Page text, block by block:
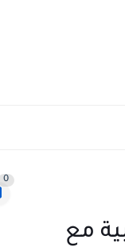
0
2022 تخصص عربية مع